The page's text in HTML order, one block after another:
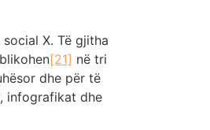
X. Të gjitha
[21] në tri
dhe për të
infografikat dhe